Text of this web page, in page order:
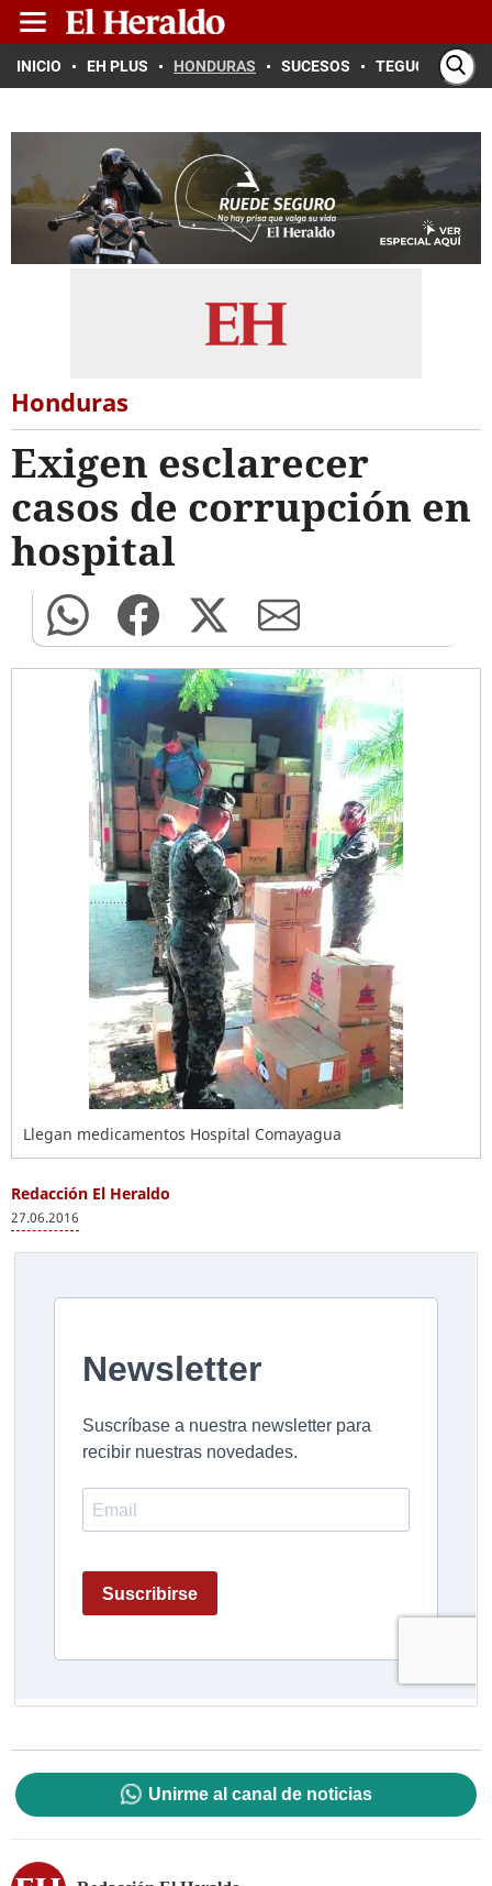
INICIO EH PLUS HONDURAS SUCESOS TEGUCIGALPA
Honduras
Exigen esclarecer
casos de corrupción en
hospital
Llegan medicamentos Hospital Comayagua
Redacción El Heraldo
27.06.2016
Unirme al canal de noticias